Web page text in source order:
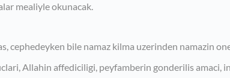
mealiyle okunacak.
cephedeyken bile namaz kilma uzerinden namazin
Allahin affediciligi, peyfamberin gonderilis amaci,